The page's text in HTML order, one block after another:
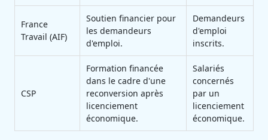
France
Travail (AIF)
Soutien financier pour
les demandeurs
d'emploi.
Demandeurs
d'emploi
inscrits.
CSP
Formation financée
dans le cadre d'une
reconversion après
licenciement
économique.
Salariés
concernés
par un
licenciement
économique.